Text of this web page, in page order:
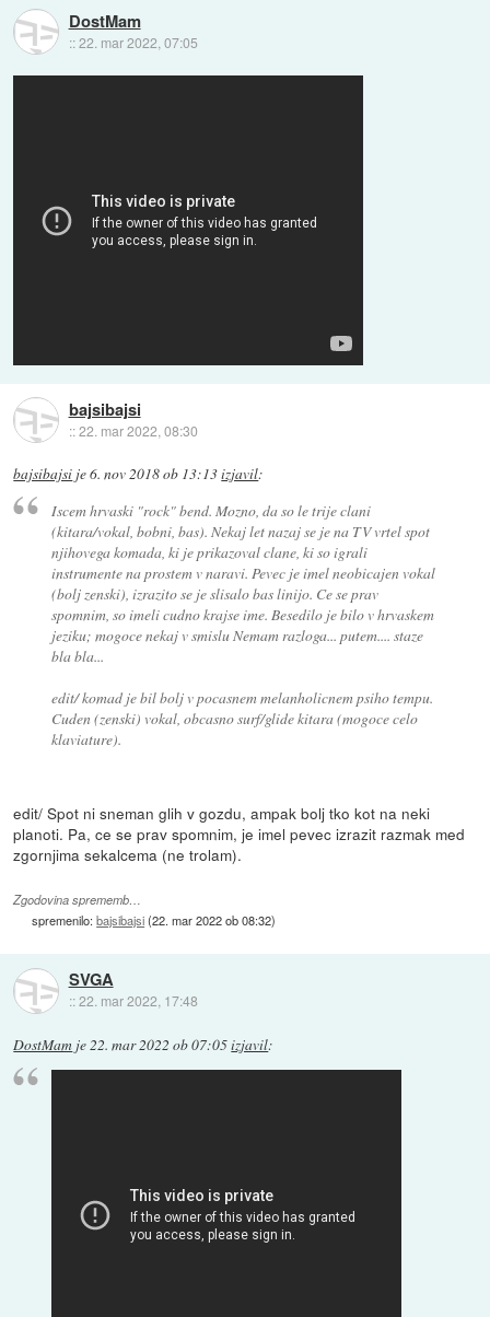
DostMam
::22. mar 2022, 07:05
bajsibajsi
::22. mar 2022, 08:30
bajsibajsi je6. nov 2018 ob 13:13izjavil:
Iscem hrvaski "rock" bend. Mozno, da so le trije clani
(kitara/vokal, bobni, bas). Nekaj let nazaj se je na TV vrtel spot
njihovega komada, ki je prikazoval clane, ki so igrali
instrumente na prostem v naravi. Pevec je imel neobicajen vokal
(bolj zenski), izrazito se je slisalo bas linijo. Ce se prav
spomnim, so imeli cudno krajse ime. Besedilo je bilo v hrvaskem
jeziku; mogoce nekaj v smisluNemam razloga... putem.... staze
bla bla...
edit/ komad je bil bolj v pocasnem melanholicnem psiho tempu.
Cuden (zenski) vokal, obcasno surf/glide kitara (mogoce celo
klaviature).
edit/ Spot ni sneman glih v gozdu, ampak bolj tko kot na neki
planoti. Pa, ce se prav spomnim, je imel pevec izrazit razmak med
zgornjima sekalcema (ne trolam).
Zgodovina sprememb…
spremenilo:bajsibajsi(22. mar 2022 ob 08:32)
SVGA
::22. mar 2022, 17:48
DostMam je22. mar 2022 ob 07:05izjavil: